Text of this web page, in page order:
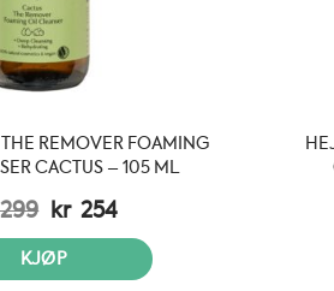
REMOVER FOAMING
CACTUS – 105 ML
Opprinnelig
pris
var:
kr 299.
kr 254Nåværende
pris
kr 254.
KJØP